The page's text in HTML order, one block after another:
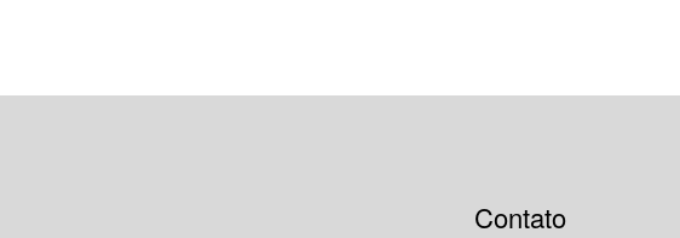
Contato